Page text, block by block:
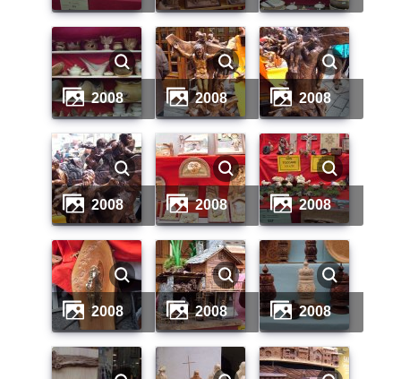
2008 2008 2008
2008 2008 2008
2008 2008 2008